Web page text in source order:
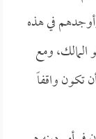
في هذه
المالك، ومع
تكون واقفاً